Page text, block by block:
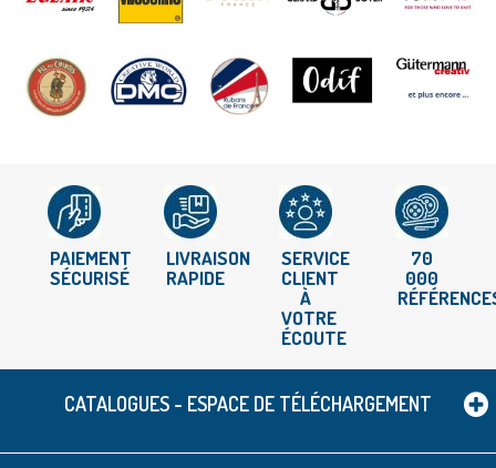
PAIEMENT
SÉCURISÉ
LIVRAISON
RAPIDE
SERVICE
CLIENT
À
VOTRE
ÉCOUTE
70
000
CATALOGUES - ESPACE DE TÉLÉCHARGEMENT